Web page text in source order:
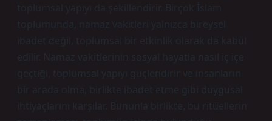
toplumsal yapıyı da şekillendirir. Birçok İslam
toplumunda, namaz vakitleri yalnızca bireysel
ibadet değil, toplumsal bir etkinlik olarak da kabul
edilir. Namaz vakitlerinin sosyal hayatla nasıl iç içe
geçtiği, toplumsal yapıyı güçlendirir ve insanların
bir arada olma, birlikte ibadet etme gibi duygusal
ihtiyaçlarını karşılar. Bununla birlikte, bu ritüellerin